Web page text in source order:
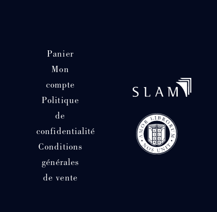
Panier
Mon
compte
Politique
de
confidentialité
Conditions
générales
de vente